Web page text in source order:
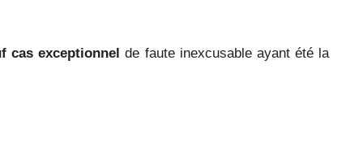
cas exceptionnel de faute inexcusable ayant été la